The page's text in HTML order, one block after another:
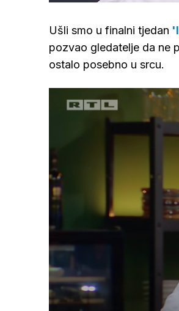
zvuk
Ušli smo u finalni tjedan
pozvao gledatelje da ne
ostalo posebno u srcu.